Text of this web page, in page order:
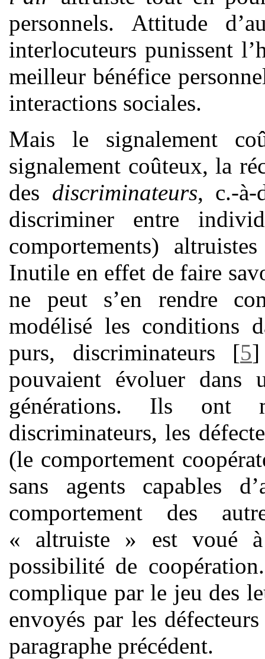
personnels. Attitude
interlocuteurs punissent
meilleur bénéfice
interactions sociales.
Mais le signalement
signalement coûteux, la
des discriminateurs, c.-à-
discriminer entre
comportements)
Inutile en effet de faire
ne peut s’en rendre
modélisé les conditions
purs, discriminateurs [5]
pouvaient évoluer dans
générations. Ils ont
discriminateurs, les
(le comportement
sans agents capables
comportement des
« altruiste » est voué
possibilité de
complique par le jeu des
envoyés par les
paragraphe précédent.